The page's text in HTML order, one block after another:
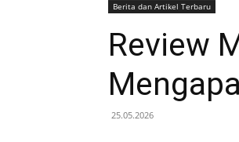
Berita dan Artikel Terbaru
Review
25.05.2026